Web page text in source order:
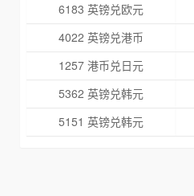
6183 英镑兑欧元
4022 英镑兑港币
1257 港币兑日元
5362 英镑兑韩元
5151 英镑兑韩元